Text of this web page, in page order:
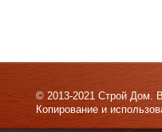
© 2013-2021 Строй Дом.
Копирование и